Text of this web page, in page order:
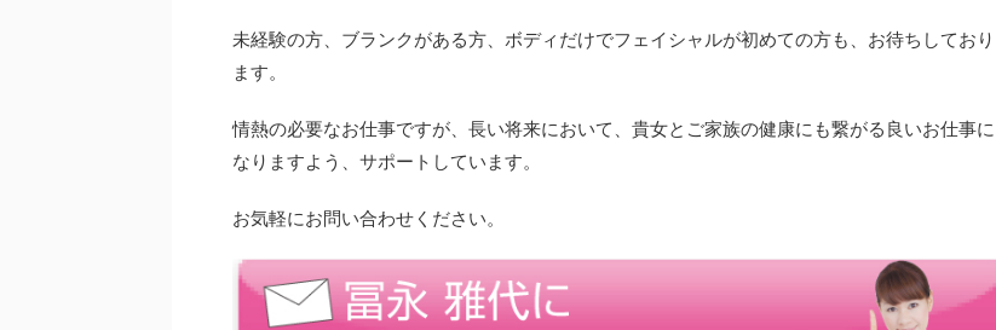
未経験の方、ブランクがある方、ボディだけでフェイシャルが初めての方も、お待ちしており
ます。
情熱の必要なお仕事ですが、長い将来において、貴女とご家族の健康にも繋がる良いお仕事に
なりますよう、サポートしています。
お気軽にお問い合わせください。